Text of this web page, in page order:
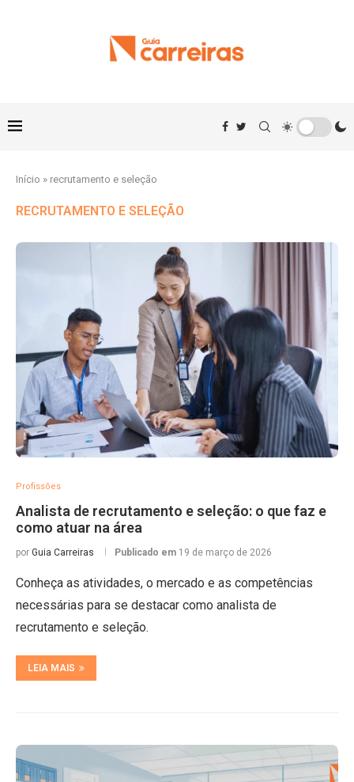
Início » recrutamento e seleção
RECRUTAMENTO E SELEÇÃO
Profissões
Analista de recrutamento e seleção: o que faz e
como atuar na área
por Guia Carreiras Publicado em 19 de março de 2026
Conheça as atividades, o mercado e as competências
necessárias para se destacar como analista de
recrutamento e seleção.
LEIA MAIS